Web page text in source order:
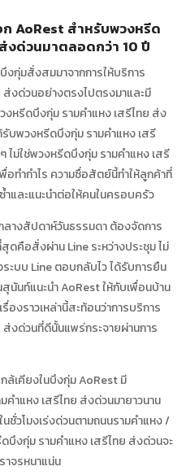
AoRest สำหรับพวงหรีด
งด่วนมาตลอดกว่า 10 ปี
งกุ่มสั่งสมมาจากการให้บริการ
งด่วนอย่างตรงไปตรงมาและมี
หรีดบึงกุ่ม รามคำแหง เสรีไทย ส่ง
บพวงหรีดบึงกุ่ม รามคำแหง เสรี
ม่ใช่พวงหรีดบึงกุ่ม รามคำแหง เสรี
ทำกำไร ความซื่อสัตย์นี้ทำให้ลูกค้าที่
และแนะนำต่อให้คนในครอบครัว
างสัปดาห์วันธรรมดา ต้องจัดการ
ดคือสั่งผ่าน Line ระหว่างประชุม ไม่
ะบบ Line ตอบกลับไว ได้รับการยืน
นท์แนะนำ AoRest ให้กับเพื่อนบ้าน
งราวเหล่านี้สะท้อนว่าการบริการ
งด่วนที่ดีนั้นแพร่กระจายผ่านการ
ล้เคียงในบึงกุ่ม AoRest มี
ำแหง เสรีไทย ส่งด่วนมายาวนาน
ชั่วโมงเร่งด่วนตามถนนรามคำแหง /
บึงกุ่ม รามคำแหง เสรีไทย ส่งด่วนจะ
าจรหนาแน่น